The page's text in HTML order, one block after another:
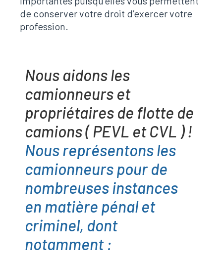
de conserver votre droit d’exercer votre
profession.
Nous aidons les
camionneurs et
propriétaires de flotte de
camions ( PEVL et CVL ) !
Nous représentons les
camionneurs pour de
nombreuses instances
en matière pénal et
criminel, dont
notamment :